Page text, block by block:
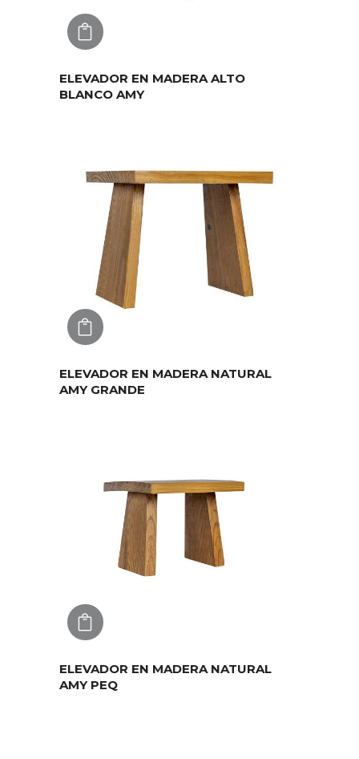
ELEVADOR EN MADERA ALTO
BLANCO AMY
ELEVADOR EN MADERA NATURAL
AMY GRANDE
ELEVADOR EN MADERA NATURAL
AMY PEQ